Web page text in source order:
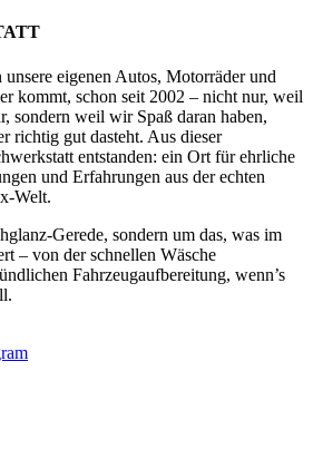
eigenen Autos, Motorräder und
kommt, schon seit 2002 – nicht nur, weil
sondern weil wir Spaß daran haben,
richtig gut dasteht. Aus dieser
entstanden: ein Ort für ehrliche
und Erfahrungen aus der echten
Welt.
Gerede, sondern um das, was im
– von der schnellen Wäsche
Fahrzeugaufbereitung, wenn’s